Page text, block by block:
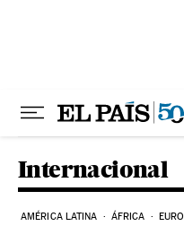
Internacional
AMÉRICA LATINA ÁFRICA